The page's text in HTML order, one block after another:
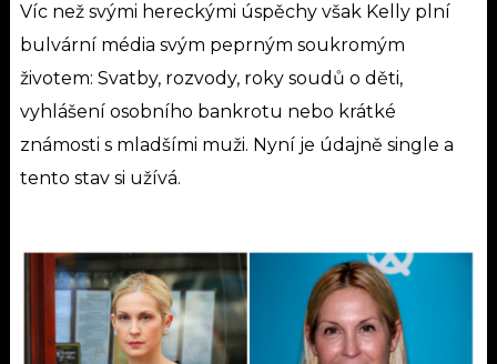
Víc než svými hereckými úspěchy však Kelly plní
bulvární média svým peprným soukromým
životem: Svatby, rozvody, roky soudů o děti,
vyhlášení osobního bankrotu nebo krátké
známosti s mladšími muži. Nyní je údajně single a
tento stav si užívá.